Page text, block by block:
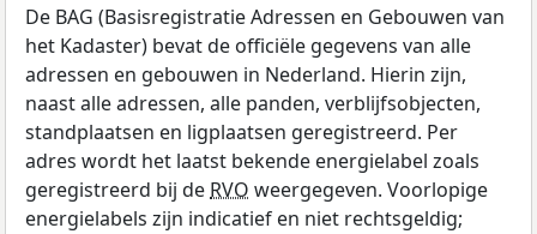
De BAG (Basisregistratie Adressen en Gebouwen van
het Kadaster) bevat de officiële gegevens van alle
adressen en gebouwen in Nederland. Hierin zijn,
naast alle adressen, alle panden, verblijfsobjecten,
standplaatsen en ligplaatsen geregistreerd. Per
adres wordt het laatst bekende energielabel zoals
geregistreerd bij de RVO weergegeven. Voorlopige
energielabels zijn indicatief en niet rechtsgeldig;